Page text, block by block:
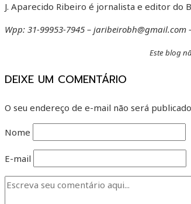
J. Aparecido Ribeiro é jornalista e editor do
Wpp: 31-99953-7945 – jaribeirobh@gmail.com
Este blog
DEIXE UM COMENTÁRIO
O seu endereço de e-mail não será
Nome
E-mail